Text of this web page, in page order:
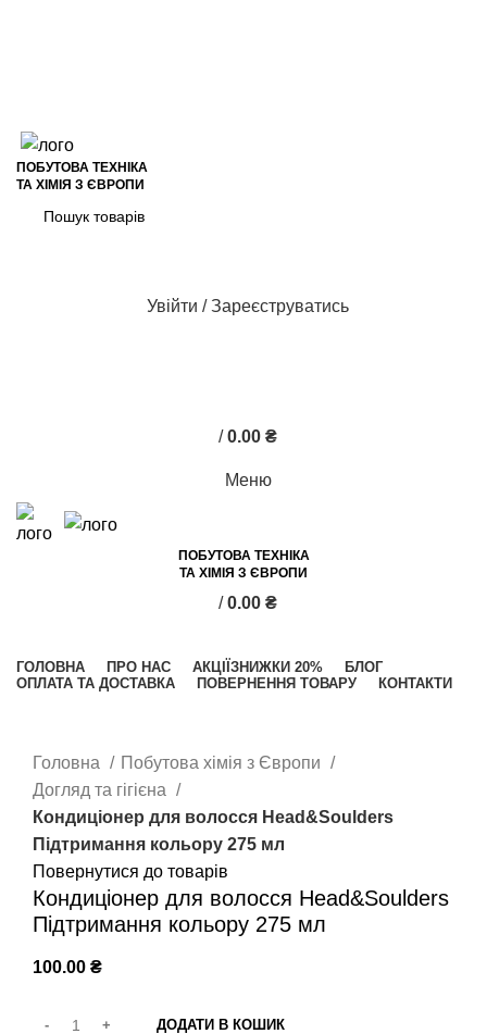
ПОБУТОВА ТЕХНІКА
ТА ХІМІЯ З ЄВРОПИ
Увійти / Зареєструватись
/ 0.00 ₴
Меню
ПОБУТОВА ТЕХНІКА
ТА ХІМІЯ З ЄВРОПИ
/ 0.00 ₴
ГОЛОВНА ПРО НАС АКЦІЇ ЗНИЖКИ 20%
БЛОГ
ОПЛАТА ТА ДОСТАВКА
ПОВЕРНЕННЯ ТОВАРУ КОНТАКТИ
Головна
Побутова хімія з Європи
Догляд та гігієна
Кондиціонер для волосся Head&Soulders
Підтримання кольору 275 мл
Повернутися до товарів
Кондиціонер для волосся Head&Soulders
Підтримання кольору 275 мл
100.00 ₴
ДОДАТИ В КОШИК